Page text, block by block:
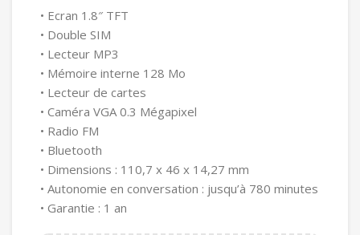
• Ecran 1.8″ TFT
• Double SIM
• Lecteur MP3
• Mémoire interne 128 Mo
• Lecteur de cartes
• Caméra VGA 0.3 Mégapixel
• Radio FM
• Bluetooth
• Dimensions : 110,7 x 46 x 14,27 mm
• Autonomie en conversation : jusqu’à 780 minutes
• Garantie : 1 an